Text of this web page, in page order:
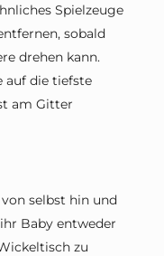
Spielzeuge
sobald
drehen kann.
auf die tiefste
am Gitter
selbst hin und
Baby entweder
zu